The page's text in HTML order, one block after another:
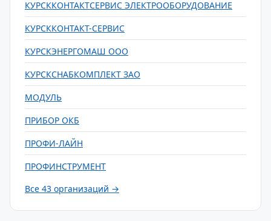
КУРСККОНТАКТСЕРВИС ЭЛЕКТРООБОРУДОВАНИЕ
КУРСККОНТАКТ-СЕРВИС
КУРСКЭНЕРГОМАШ ООО
КУРСКСНАБКОМПЛЕКТ ЗАО
МОДУЛЬ
ПРИБОР ОКБ
ПРОФИ-ЛАЙН
ПРОФИНСТРУМЕНТ
Все 43 организаций →